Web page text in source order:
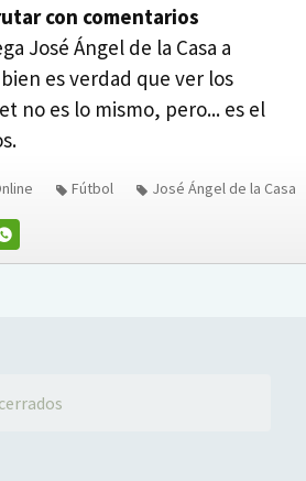
con comentarios
José Ángel de la Casa a
es verdad que ver los
no es lo mismo, pero... es el
Fútbol José Ángel de la Casa